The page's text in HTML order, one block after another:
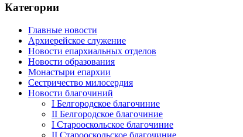
Категории
Главные новости
Архиерейское служение
Новости епархиальных отделов
Новости образования
Монастыри епархии
Сестричество милосердия
Новости благочиний
I Белгородское благочиние
II Белгородское благочиние
I Старооскольское благочиние
II Старооскольское благочиние